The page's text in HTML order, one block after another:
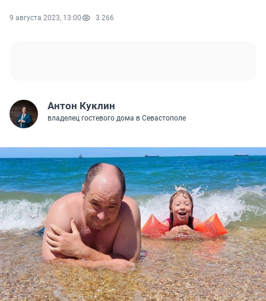
9 августа 2023, 13:00 3 266
Антон Куклин
владелец гостевого дома в Севастополе